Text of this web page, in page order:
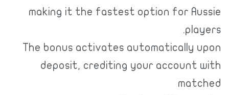
making it the fastest option for
The bonus activates
deposit, crediting your